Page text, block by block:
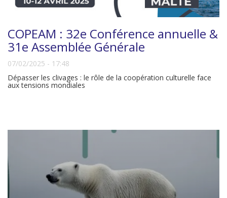
COPEAM : 32e Conférence annuelle &
31e Assemblée Générale
07/02/2025 - 17:48
Dépasser les clivages : le rôle de la coopération culturelle face
aux tensions mondiales